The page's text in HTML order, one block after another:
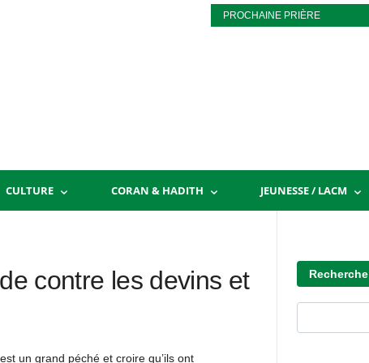
PROCHAINE PRIÈRE
CULTURE CORAN & HADITH JEUNESSE / LACM
contre les devins et
un grand péché et croire qu’ils ont
Recherche